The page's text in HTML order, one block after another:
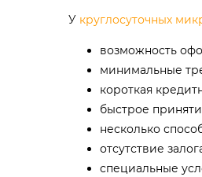
У круглосуточных
возможность
минимальные
короткая
быстрое
несколько
отсутствие
специальные